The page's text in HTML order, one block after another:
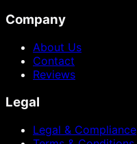
Company
About Us
Contact
Reviews
Legal
Legal & Compliance